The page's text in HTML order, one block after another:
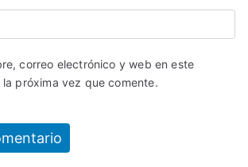
correo electrónico y web en este
próxima vez que comente.